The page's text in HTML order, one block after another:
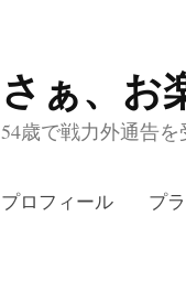
コ
ン
ン
さぁ、お
54歳で戦力外通告
プロフィール プ